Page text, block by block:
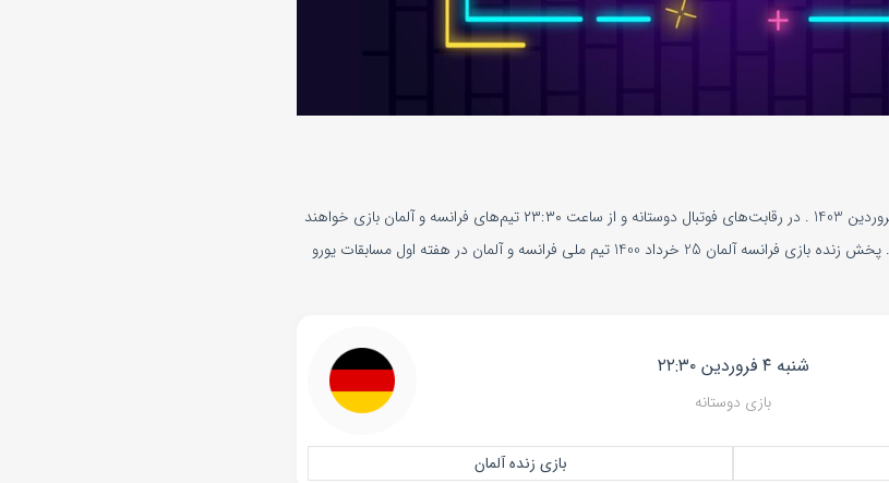
پخش زنده بازی فرانسه و آلمان امروز شنبه 4 فروردین 1403 . در رقابت‌های فوتبال دوستانه و از ساعت ۲۳:۳۰ تیم‌های فرانسه و آلمان بازی خواهند
داشت. فرانسه مقابل آلمان را آنلاین تماشا کنید. پخش زنده بازی فرانسه آلمان 25 خرداد 1400 تیم ملی فرانسه و آلمان در هفته اول مسابقات یورو
شنبه ۴ فروردین ۲۲:۳۰
بازی دوستانه
بازی زنده آلمان